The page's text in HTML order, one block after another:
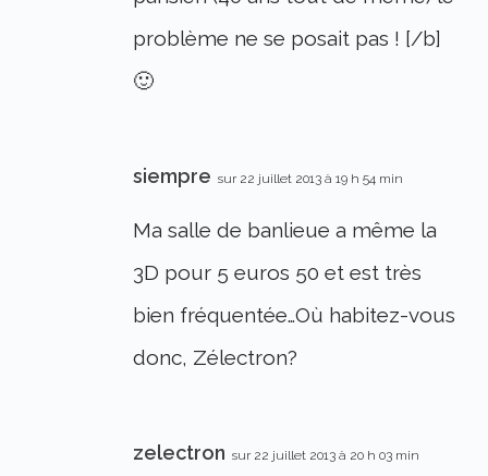
problème ne se posait pas ! [/b]
🙂
siempre sur 22 juillet 2013 à 19 h 54 min
Ma salle de banlieue a même la
3D pour 5 euros 50 et est très
bien fréquentée…Où habitez-vous
donc, Zélectron?
zelectron sur 22 juillet 2013 à 20 h 03 min